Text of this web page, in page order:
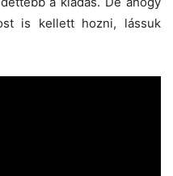
is kellett hozni, lássuk